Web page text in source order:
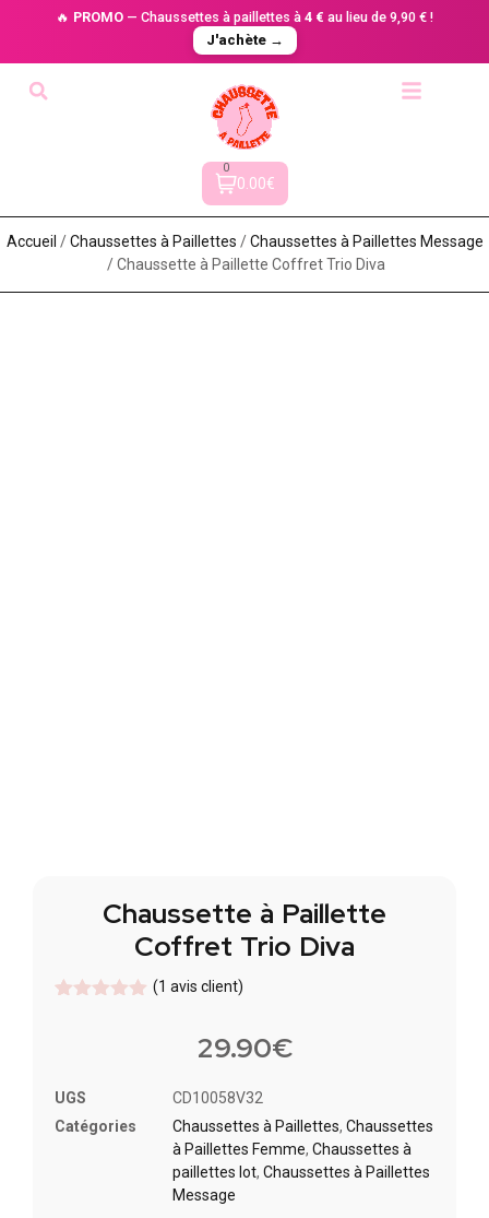
🔥 PROMO — Chaussettes à paillettes à 4 € au lieu de 9,90 € !
J'achète →
0
0.00€
Accueil /Chaussettes à Paillette​s /Chaussettes à Paillettes Message​
/ Chaussette à Paillette Coffret Trio Diva
Chaussette à Paillette
Coffret Trio Diva
(1 avis client)
29.90€
UGS
CD10058V32
Catégories
Chaussettes à Paillette​s, Chaussettes
à Paillettes Femme, Chaussettes à
paillettes lot​, Chaussettes à Paillettes
Message​